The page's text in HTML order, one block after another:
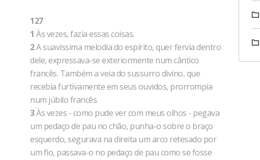
127
1 Às vezes, fazia essas coisas.
2A suavíssima melodia do espírito, quer fervia dentro
dele, expressava-se exteriormente num cântico
francês. Também a veia do sussurro divino, que
recebia furtivamente em seus ouvidos, prorrompia
num júbilo francês.
3Às vezes - como pude ver com meus olhos - pegava
um pedaço de pau no chão, punha-o sobre o braço
esquerdo, segurava na direita um arco retesado por
um fio, passava-o no pedaço de pau como se fosse